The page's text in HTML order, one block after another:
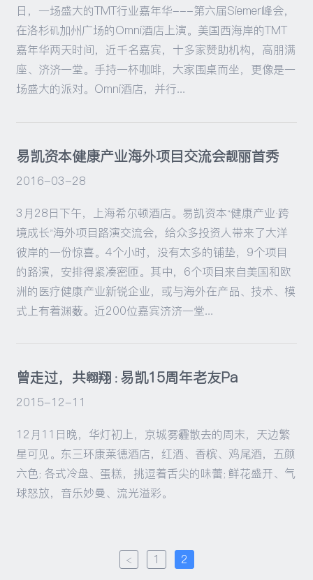
日，一场盛大的TMT行业嘉年华---第六届Siemer峰会，
在洛杉矶加州广场的Omni酒店上演。美国西海岸的TMT
嘉年华两天时间，近千名嘉宾，十多家赞助机构，高朋满
座、济济一堂。手持一杯咖啡，大家围桌而坐，更像是一
场盛大的派对。Omni酒店，并行...
易凯资本健康产业海外项目交流会靓丽首秀
2016-03-28
3月28日下午，上海希尔顿酒店。易凯资本“健康产业·跨
境成长”海外项目路演交流会，给众多投资人带来了大洋
彼岸的一份惊喜。4个小时，没有太多的铺垫，9个项目
的路演，安排得紧凑密匝。其中，6个项目来自美国和欧
洲的医疗健康产业新锐企业，或与海外在产品、技术、模
式上有着渊薮。近200位嘉宾济济一堂...
曾走过，共翱翔 : 易凯15周年老友Pa
2015-12-11
12月11日晚，华灯初上，京城雾霾散去的周末，天边繁
星可见。东三环康莱德酒店，红酒、香槟、鸡尾酒，五颜
六色；各式冷盘、蛋糕，挑逗着舌尖的味蕾；鲜花盛开、气
球怒放，音乐妙曼、流光溢彩。
< 1 2